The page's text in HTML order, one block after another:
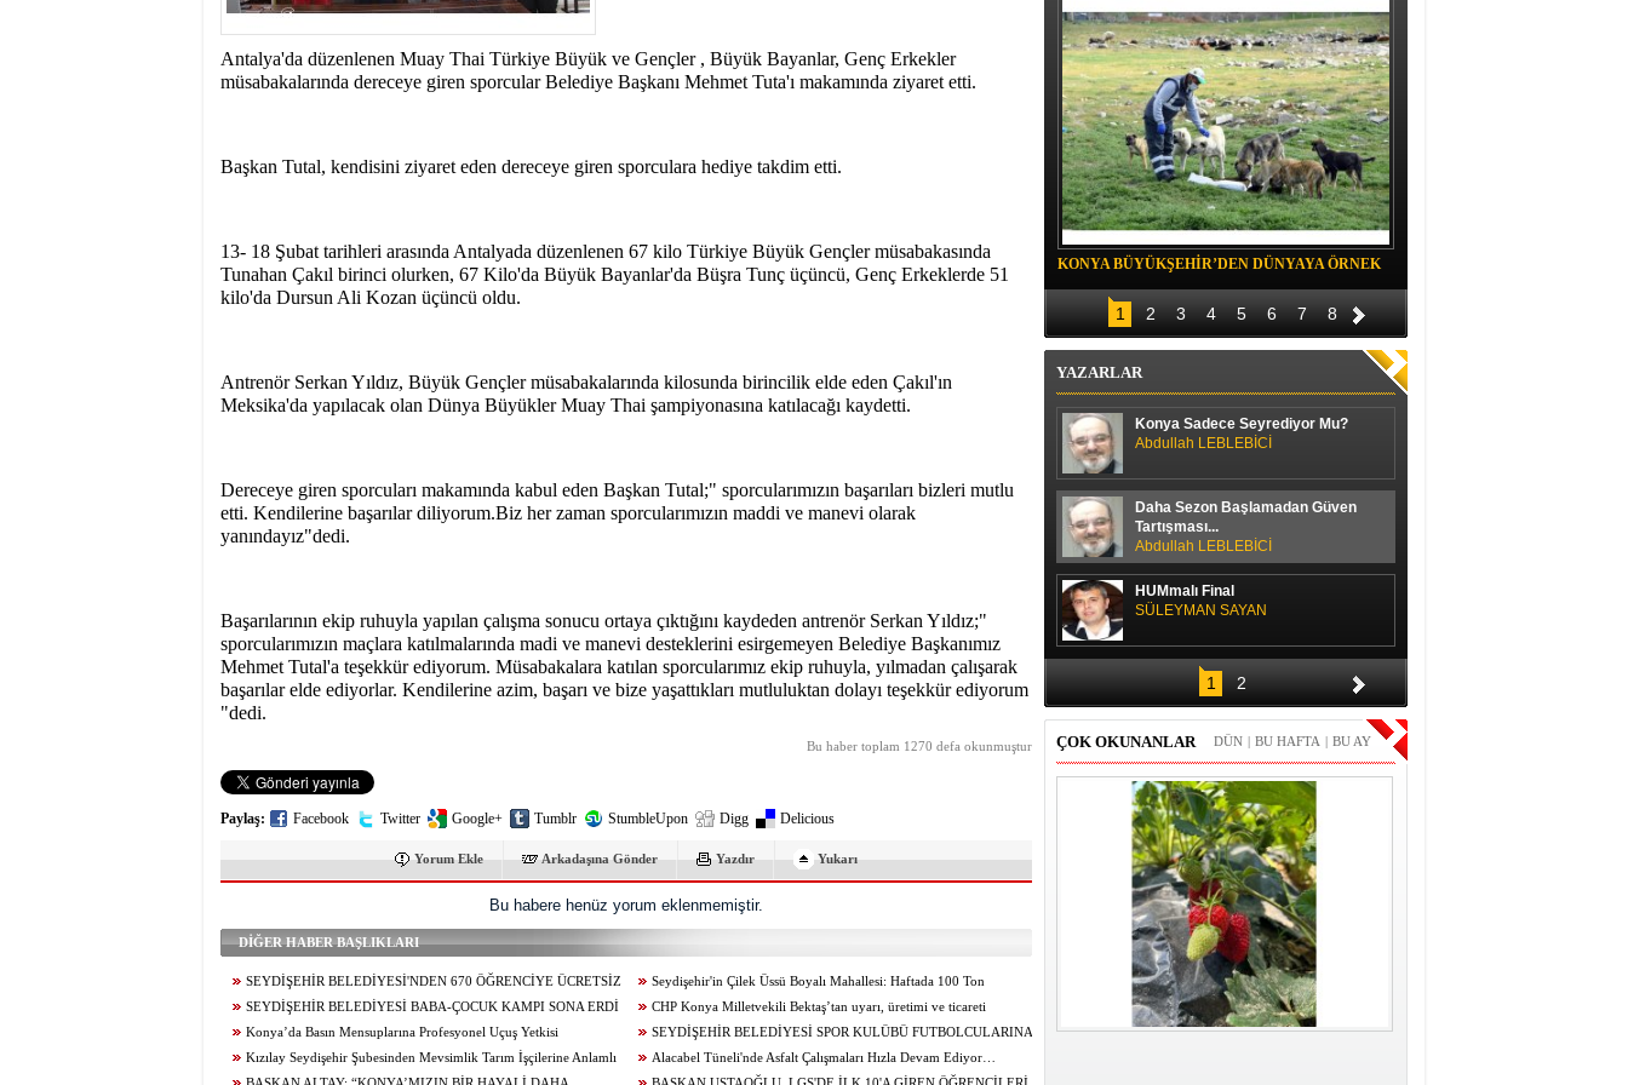
Antalya'da düzenlenen Muay Thai Türkiye Büyük ve Gençler , Büyük Bayanlar, Genç Erkekler
müsabakalarında dereceye giren sporcular Belediye Başkanı Mehmet Tuta'ı makamında ziyaret etti.
Başkan Tutal, kendisini ziyaret eden dereceye giren sporculara hediye takdim etti.
13- 18 Şubat tarihleri arasında Antalyada düzenlenen 67 kilo Türkiye Büyük Gençler müsabakasında
Tunahan Çakıl birinci olurken, 67 Kilo'da Büyük Bayanlar'da Büşra Tunç üçüncü, Genç Erkeklerde 51
kilo'da Dursun Ali Kozan üçüncü oldu.
Antrenör Serkan Yıldız, Büyük Gençler müsabakalarında kilosunda birincilik elde eden Çakıl'ın
Meksika'da yapılacak olan Dünya Büyükler Muay Thai şampiyonasına katılacağı kaydetti.
Dereceye giren sporcuları makamında kabul eden Başkan Tutal;" sporcularımızın başarıları bizleri mutlu
etti. Kendilerine başarılar diliyorum.Biz her zaman sporcularımızın maddi ve manevi olarak
yanındayız"dedi.
Başarılarının ekip ruhuyla yapılan çalışma sonucu ortaya çıktığını kaydeden antrenör Serkan Yıldız;"
sporcularımızın maçlara katılmalarında madi ve manevi desteklerini esirgemeyen Belediye Başkanımız
Mehmet Tutal'a teşekkür ediyorum. Müsabakalara katılan sporcularımız ekip ruhuyla, yılmadan çalışarak
başarılar elde ediyorlar. Kendilerine azim, başarı ve bize yaşattıkları mutluluktan dolayı teşekkür ediyorum
"dedi.
Bu haber toplam 1270 defa okunmuştur
Paylaş: Facebook Twitter Google+ Tumblr StumbleUpon Digg Delicious
Yorum Ekle Arkadaşına Gönder Yazdır Yukarı
Bu habere henüz yorum eklenmemiştir.
DİĞER HABER BAŞLIKLARI
SEYDİŞEHİR BELEDİYESİ'NDEN 670 ÖĞRENCİYE ÜCRETSİZ
TERCİH DANIŞMANLIĞI
Seydişehir'in Çilek Üssü Boyalı Mahallesi: Haftada 100 Ton
Üretim...
SEYDİŞEHİR BELEDİYESİ BABA-ÇOCUK KAMPI SONA ERDİ
CHP Konya Milletvekili Bektaş’tan uyarı, üretimi ve ticareti
canlandıracak adımlar gecikmeden atılmalıdır
Konya’da Basın Mensuplarına Profesyonel Uçuş Yetkisi
SEYDİŞEHİR BELEDİYESİ SPOR KULÜBÜ FUTBOLCULARINA
BAŞAKŞEHİR ‘DEN DAVET
Kızılay Seydişehir Şubesinden Mevsimlik Tarım İşçilerine Anlamlı
Alacabel Tüneli'nde Asfalt Çalışmaları Hızla Devam Ediyor…
KONYA BÜYÜKŞEHİR’DEN DÜNYAYA ÖRNEK
PROJE
1 2 3 4 5 6 7 8
YAZARLAR
Konya Sadece Seyrediyor Mu?
Abdullah LEBLEBİCİ
Daha Sezon Başlamadan Güven
Tartışması...
Abdullah LEBLEBİCİ
HUMmalı Final
SÜLEYMAN SAYAN
SPOR SOHBETİ
H. Yüksel GÜLAY
1 2
ÇOK OKUNANLAR BU AY
|
BU HAFTA
|
DÜN